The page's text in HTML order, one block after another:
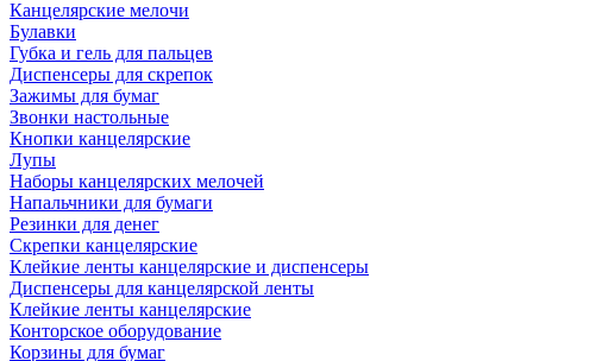
Канцелярские мелочи
Булавки
Губка и гель для пальцев
Диспенсеры для скрепок
Зажимы для бумаг
Звонки настольные
Кнопки канцелярские
Лупы
Наборы канцелярских мелочей
Напальчники для бумаги
Резинки для денег
Скрепки канцелярские
Клейкие ленты канцелярские и диспенсеры
Диспенсеры для канцелярской ленты
Клейкие ленты канцелярские
Конторское оборудование
Корзины для бумаг